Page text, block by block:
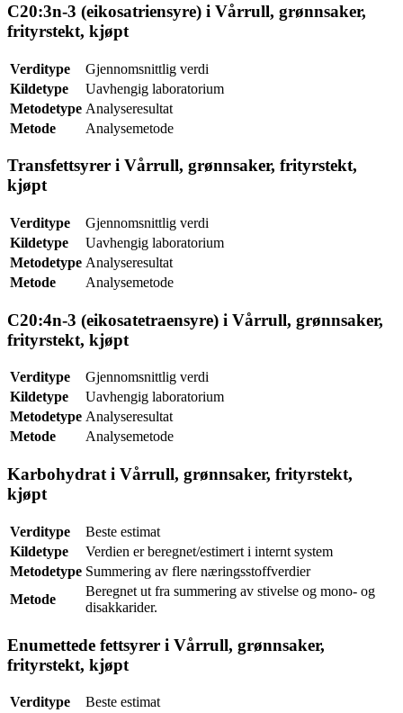
C20:3n-3 (eikosatriensyre) i Vårrull, grønnsaker,
frityrstekt, kjøpt
Verditype
Gjennomsnittlig verdi
Kildetype
Uavhengig laboratorium
Metodetype Analyseresultat
Metode
Analysemetode
Transfettsyrer i Vårrull, grønnsaker, frityrstekt,
kjøpt
Verditype
Gjennomsnittlig verdi
Kildetype
Uavhengig laboratorium
Metodetype Analyseresultat
Metode
Analysemetode
C20:4n-3 (eikosatetraensyre) i Vårrull, grønnsaker,
frityrstekt, kjøpt
Verditype
Gjennomsnittlig verdi
Kildetype
Uavhengig laboratorium
Metodetype Analyseresultat
Metode
Analysemetode
Karbohydrat i Vårrull, grønnsaker, frityrstekt,
kjøpt
Verditype
Beste estimat
Kildetype
Verdien er beregnet/estimert i internt system
Metodetype Summering av flere næringsstoffverdier
Metode
Beregnet ut fra summering av stivelse og mono- og
disakkarider.
Enumettede fettsyrer i Vårrull, grønnsaker,
frityrstekt, kjøpt
Verditype
Beste estimat